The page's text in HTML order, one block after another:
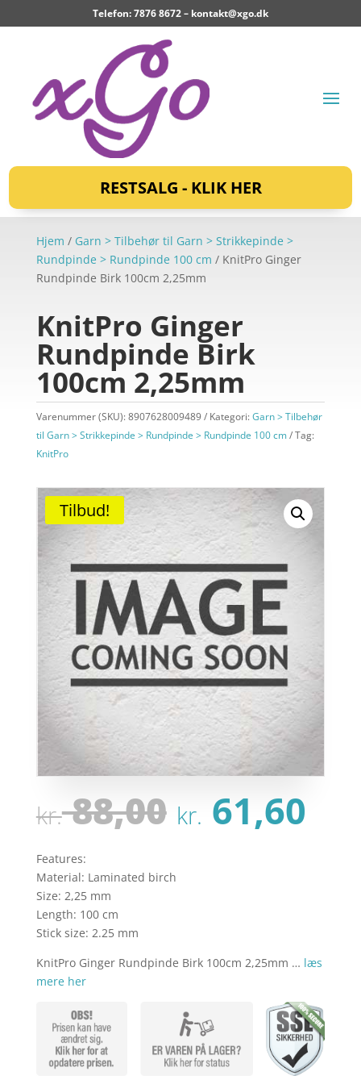
Telefon: 7876 8672 – kontakt@xgo.dk
RESTSALG - KLIK HER
Hjem / Garn > Tilbehør til Garn > Strikkepinde >
Rundpinde > Rundpinde 100 cm / KnitPro Ginger
Rundpinde Birk 100cm 2,25mm
KnitPro Ginger
Rundpinde Birk
100cm 2,25mm
Varenummer (SKU):8907628009489 Kategori:Garn > Tilbehør
til Garn > Strikkepinde > Rundpinde > Rundpinde 100 cm
Tag:
KnitPro
Tilbud!
kr.88,00 Den
var:
kr. 88,00.
kr. 61,60
Features:
Material: Laminated birch
Size: 2,25 mm
Length: 100 cm
Stick size: 2.25 mm
KnitPro Ginger Rundpinde Birk 100cm 2,25mm … læs
mere her